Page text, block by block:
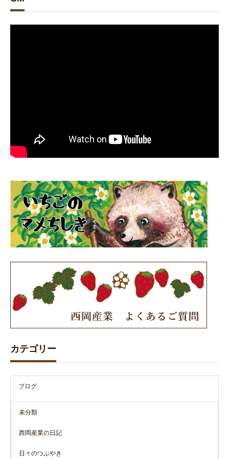
カテゴリー
ブログ
未分類
西岡産業の日記
日々のつぶやき